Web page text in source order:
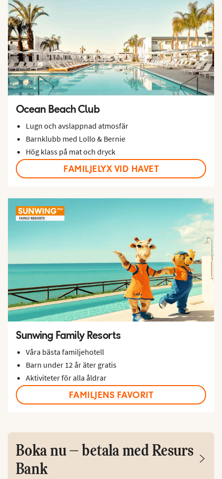
Ocean Beach Club
Lugn och avslappnad atmosfär
Barnklubb med Lollo & Bernie
Hög klass på mat och dryck
FAMILJELYX VID HAVET
Sunwing Family Resorts
Våra bästa familjehotell
Barn under 12 år äter gratis
Aktiviteter för alla åldrar
FAMILJENS FAVORIT
Boka nu – betala med Resurs
Bank